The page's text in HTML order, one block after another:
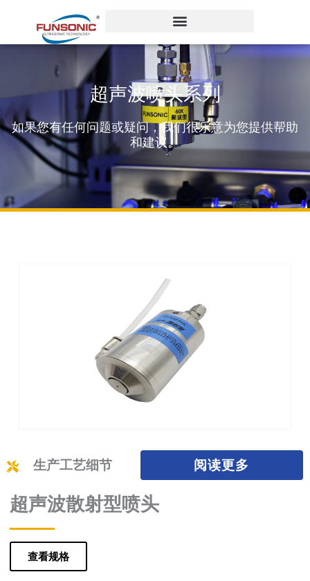
超声波喷头系列
如果您有任何问题或疑问，我们很乐意为您提供帮助
和建议。
生产工艺细节 阅读更多
超声波散射型喷头
查看规格